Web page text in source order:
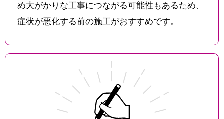
め大がかりな工事につながる可能性もあるため、
症状が悪化する前の施工がおすすめです。